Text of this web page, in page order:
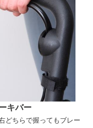
キバー
どちらで握ってもブレー